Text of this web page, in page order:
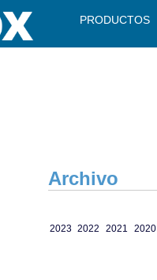
PRODUCTOS
Archivo
2023 2022 2021 2020